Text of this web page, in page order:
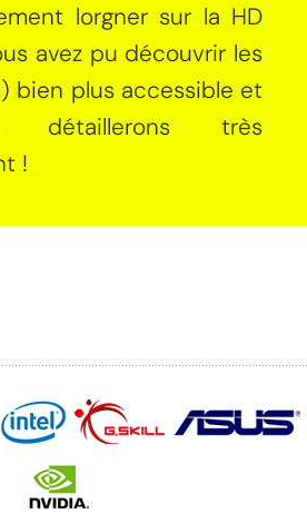
lorgner sur la HD
avez pu découvrir les
bien plus accessible et
détaillerons très
!